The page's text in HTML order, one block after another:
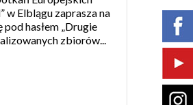
w Elblągu zaprasza na
hasłem „Drugie
zbiorów...